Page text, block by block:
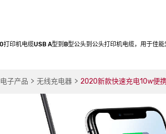
打印机电缆USB A型到B型公头到公头打印机电缆，用于佳
子产品 无线充电器 2020新款快速充电10w便